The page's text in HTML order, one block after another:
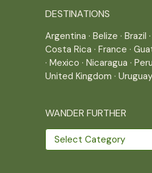
DESTINATIONS
Argentina · Belize · Brazil ·
Costa Rica · France ·
· Mexico · Nicaragua · Peru
United Kingdom · Uruguay
WANDER FURTHER
Wander
further